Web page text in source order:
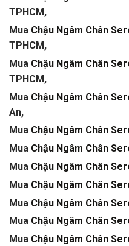
TPHCM,
Mua Chậu Ngâm Chân
TPHCM,
Mua Chậu Ngâm Chân
TPHCM,
Mua Chậu Ngâm Chân
An,
Mua Chậu Ngâm Chân
Mua Chậu Ngâm Chân
Mua Chậu Ngâm Chân
Mua Chậu Ngâm Chân
Mua Chậu Ngâm Chân
Mua Chậu Ngâm Chân
Mua Chậu Ngâm Chân